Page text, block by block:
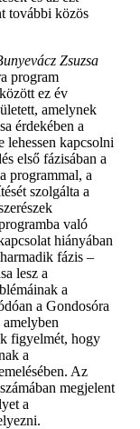
további közös
Zsuzsa
program
ez év
amelynek
érdekében a
lehessen kapcsolni
első fázisában a
programmal, a
szolgálta a
való
hiányában
fázis –
lesz a
a
a Gondosóra
figyelmét, hogy
a
Az
megjelent
a